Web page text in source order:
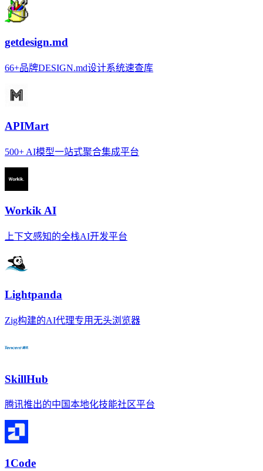
getdesign.md
66+品牌DESIGN.md设计系统速查库
APIMart
500+ AI模型一站式聚合集成平台
Workik AI
上下文感知的全栈AI开发平台
Lightpanda
Zig构建的AI代理专用无头浏览器
SkillHub
腾讯推出的中国本地化技能社区平台
1Code